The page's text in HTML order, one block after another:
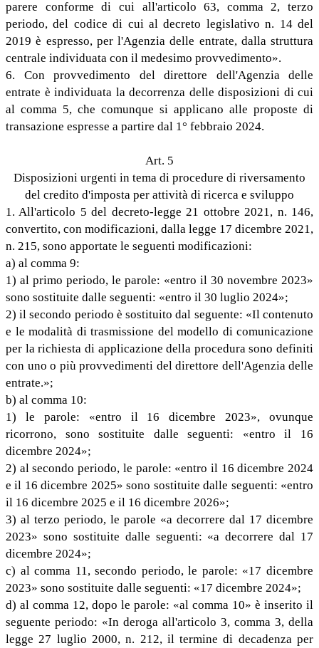
parere conforme di cui all'articolo 63, comma 2, terzo
periodo, del codice di cui al decreto legislativo n. 14 del
2019 è espresso, per l'Agenzia delle entrate, dalla struttura
centrale individuata con il medesimo provvedimento».
6. Con provvedimento del direttore dell'Agenzia delle
entrate è individuata la decorrenza delle disposizioni di cui
al comma 5, che comunque si applicano alle proposte di
transazione espresse a partire dal 1° febbraio 2024.
Art. 5
Disposizioni urgenti in tema di procedure di riversamento
del credito d'imposta per attività di ricerca e sviluppo
1. All'articolo 5 del decreto-legge 21 ottobre 2021, n. 146,
convertito, con modificazioni, dalla legge 17 dicembre 2021,
n. 215, sono apportate le seguenti modificazioni:
a) al comma 9:
1) al primo periodo, le parole: «entro il 30 novembre 2023»
sono sostituite dalle seguenti: «entro il 30 luglio 2024»;
2) il secondo periodo è sostituito dal seguente: «Il contenuto
e le modalità di trasmissione del modello di comunicazione
per la richiesta di applicazione della procedura sono definiti
con uno o più provvedimenti del direttore dell'Agenzia delle
entrate.»;
b) al comma 10:
1) le parole: «entro il 16 dicembre 2023», ovunque
ricorrono, sono sostituite dalle seguenti: «entro il 16
dicembre 2024»;
2) al secondo periodo, le parole: «entro il 16 dicembre 2024
e il 16 dicembre 2025» sono sostituite dalle seguenti: «entro
il 16 dicembre 2025 e il 16 dicembre 2026»;
3) al terzo periodo, le parole «a decorrere dal 17 dicembre
2023» sono sostituite dalle seguenti: «a decorrere dal 17
dicembre 2024»;
c) al comma 11, secondo periodo, le parole: «17 dicembre
2023» sono sostituite dalle seguenti: «17 dicembre 2024»;
d) al comma 12, dopo le parole: «al comma 10» è inserito il
seguente periodo: «In deroga all'articolo 3, comma 3, della
legge 27 luglio 2000, n. 212, il termine di decadenza per